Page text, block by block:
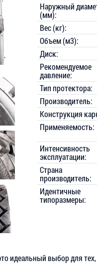
Наружный
(мм):
Вес (кг):
Объем (м3):
Диск:
Рекомендуемое
давление:
Тип протектора:
Производитель:
Конструкция
Применяемость:
Интенсивность
эксплуатации:
Страна
производитель:
Идентичные
типоразмеры:
идеальный выбор для